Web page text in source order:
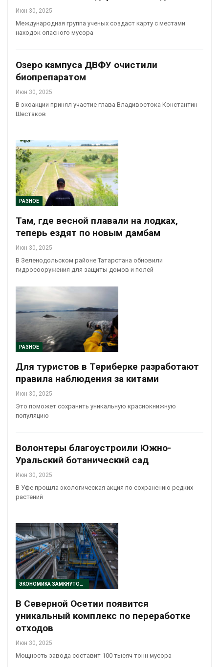
Июн 30, 2025
Международная группа ученых создаст карту с местами
находок опасного мусора
Озеро кампуса ДВФУ очистили
биопрепаратом
Июн 30, 2025
В экоакции принял участие глава Владивостока Константин
Шестаков
РАЗНОЕ
Там, где весной плавали на лодках,
теперь ездят по новым дамбам
Июн 30, 2025
В Зеленодольском районе Татарстана обновили
гидросооружения для защиты домов и полей
РАЗНОЕ
Для туристов в Териберке разработают
правила наблюдения за китами
Июн 30, 2025
Это поможет сохранить уникальную краснокнижную
популяцию
Волонтеры благоустроили Южно-
Уральский ботанический сад
Июн 30, 2025
В Уфе прошла экологическая акция по сохранению редких
растений
ЭКОНОМИКА ЗАМКНУТОГО ЦИКЛА
В Северной Осетии появится
уникальный комплекс по переработке
отходов
Июн 30, 2025
Мощность завода составит 100 тысяч тонн мусора